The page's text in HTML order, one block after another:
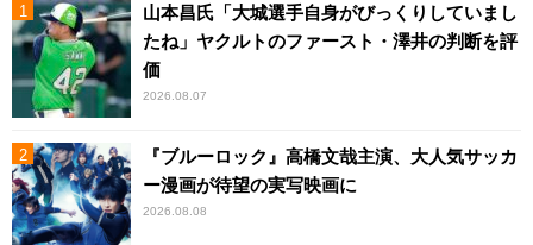
山本昌氏「大城選手自身がびっくりしていまし
たね」ヤクルトのファースト・澤井の判断を評
価
2026.08.07
『ブルーロック』高橋文哉主演、大人気サッカ
ー漫画が待望の実写映画に
2026.08.08